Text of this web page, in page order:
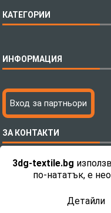
3dg-textile.bg
по-нататък, е
Детайли
КАТЕГОРИИ
Бебешки спални
Тениски с пълноцветен
Хавлиени кърпи
Пончо за водни спортове
Микрофибърни Велурени
Детски пончота
ИНФОРМАЦИЯ
Технология на печатане
Файлове за печат
Как да поръчам?
С какво сме различни?
Контакти
Политика за
Вход за партньори
ЗА КОНТАКТИ
Телефон:0892 26 04 34